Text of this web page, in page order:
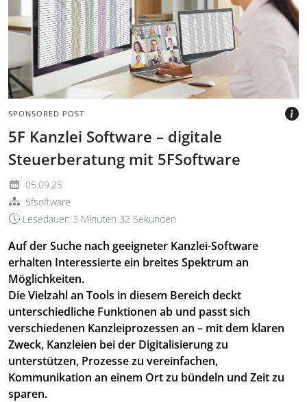
SPONSORED POST
5F Kanzlei Software – digitale
Steuerberatung mit 5FSoftware
05.09.25
5fsoftware
Lesedauer: 3 Minuten 32 Sekunden
Canva
Auf der Suche nach geeigneter Kanzlei-Software
erhalten Interessierte ein breites Spektrum an
Möglichkeiten.
Die Vielzahl an Tools in diesem Bereich deckt
unterschiedliche Funktionen ab und passt sich
verschiedenen Kanzleiprozessen an – mit dem klaren
Zweck, Kanzleien bei der Digitalisierung zu
unterstützen, Prozesse zu vereinfachen,
Kommunikation an einem Ort zu bündeln und Zeit zu
sparen.